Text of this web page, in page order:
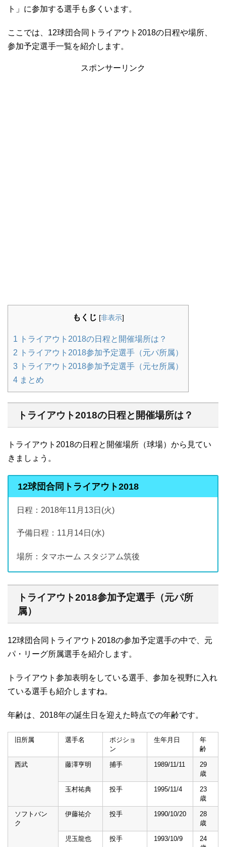
ト」に参加する選手も多くいます。
ここでは、12球団合同トライアウト2018の日程や場所、
参加予定選手一覧を紹介します。
スポンサーリンク
もくじ [非表示]
1 トライアウト2018の日程と開催場所は？
2 トライアウト2018参加予定選手（元パ所属）
3 トライアウト2018参加予定選手（元セ所属）
4 まとめ
トライアウト2018の日程と開催場所は？
トライアウト2018の日程と開催場所（球場）から見てい
きましょう。
12球団合同トライアウト2018
日程：2018年11月13日(火)
予備日程：11月14日(水)
場所：タマホーム スタジアム筑後
トライアウト2018参加予定選手（元パ所
属）
12球団合同トライアウト2018の参加予定選手の中で、元
パ・リーグ所属選手を紹介します。
トライアウト参加表明をしている選手、参加を視野に入れ
ている選手も紹介しますね。
年齢は、2018年の誕生日を迎えた時点での年齢です。
旧所属 選手名
ポジショ
ン
生年月日
年
齢
西武 藤澤亨明 捕手 1989/11/11
29
歳
玉村祐典 投手 1995/11/4
23
歳
ソフトバン
ク
伊藤祐介 投手 1990/10/20
28
歳
児玉龍也 投手 1993/10/9
24